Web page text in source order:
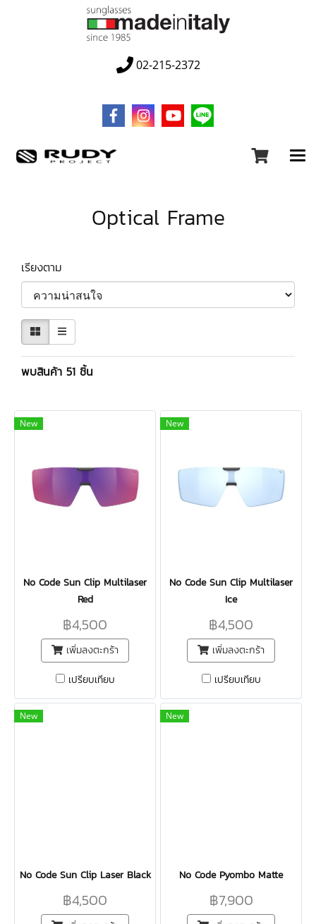
02-215-2372
Optical Frame
เรียงตาม
พบสินค้า 51 ชิ้น
New
No Code Sun Clip Multilaser
Red
฿4,500
เพิ่มลงตะกร้า
เปรียบเทียบ
New
No Code Sun Clip Multilaser
Ice
฿4,500
เพิ่มลงตะกร้า
เปรียบเทียบ
New
No Code Sun Clip Laser Black
฿4,500
New
No Code Pyombo Matte
฿7,900